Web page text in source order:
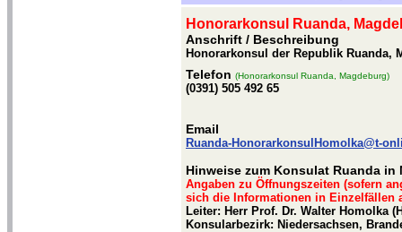
Honorarkonsul Ruanda,
Anschrift / Beschreibung
Honorarkonsul der Republik Ruanda,
Telefon (Honorarkonsul Ruanda, Magdeburg)
(0391) 505 492 65
Email
Ruanda-HonorarkonsulHomolka@t-
Hinweise zum Konsulat Ruanda in
Angaben zu Öffnungszeiten (sofern
sich die Informationen in Einzelfällen
Leiter: Herr Prof. Dr. Walter Homolka
Konsularbezirk: Niedersachsen,